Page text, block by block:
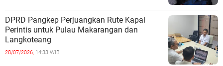
DPRD Pangkep Perjuangkan Rute Kapal
Perintis untuk Pulau Makarangan dan
Langkoteang
28/07/2026, 14:33 WIB